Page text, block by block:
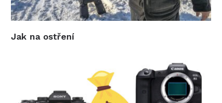
Jak na ostření